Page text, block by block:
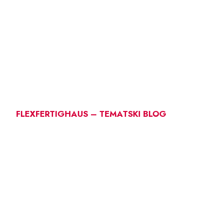
FLEXFERTIGHAUS – TEMATSKI BLOG